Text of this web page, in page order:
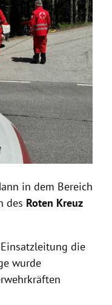
in dem Bereich
des Roten Kreuz
die
wurde